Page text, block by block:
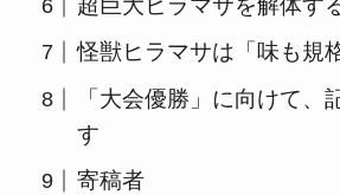
超巨大ヒラマサを解体す
怪獣ヒラマサは「味も規
「大会優勝」に向けて、
す
寄稿者